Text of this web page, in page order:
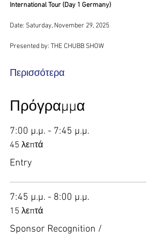
International Tour (Day 1 Germany)
Date: Saturday, November 29, 2025
Presented by: THE CHUBB SHOW
Περισσότερα
Πρόγραμμα
7:00 μ.μ. - 7:45 μ.μ.
45 λεπτά
Entry
7:45 μ.μ. - 8:00 μ.μ.
15 λεπτά
Sponsor Recognition /